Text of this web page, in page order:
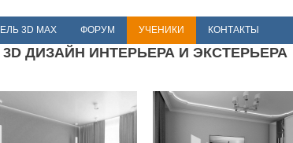
3D MAX ФОРУМ УЧЕНИКИ КОНТАКТЫ
ДИЗАЙН ИНТЕРЬЕРА И ЭКСТЕРЬЕРА